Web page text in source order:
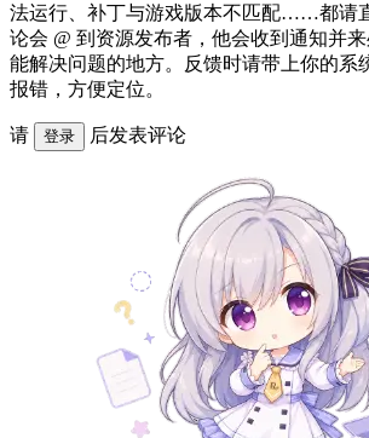
法运行、补丁与游戏版本不匹配……都请
论会 @ 到资源发布者，他会收到通知并
能解决问题的地方。反馈时请带上你的系
报错，方便定位。
请 登录 后发表评论